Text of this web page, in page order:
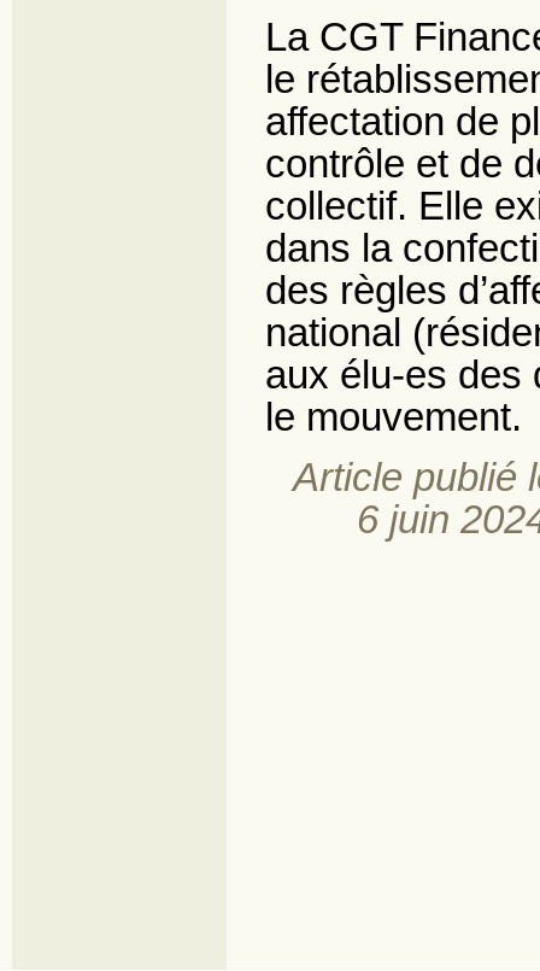
La CGT
le
affectation de
contrôle et de
collectif. Elle
dans la
des règles
national
aux élu-es des
le mouvement.
Article publié
6 juin